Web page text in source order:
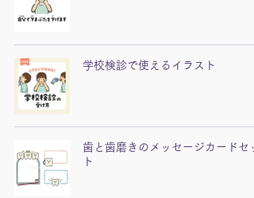
学校検診で使えるイラスト
歯と歯磨きのメッセージカードセッ
ト